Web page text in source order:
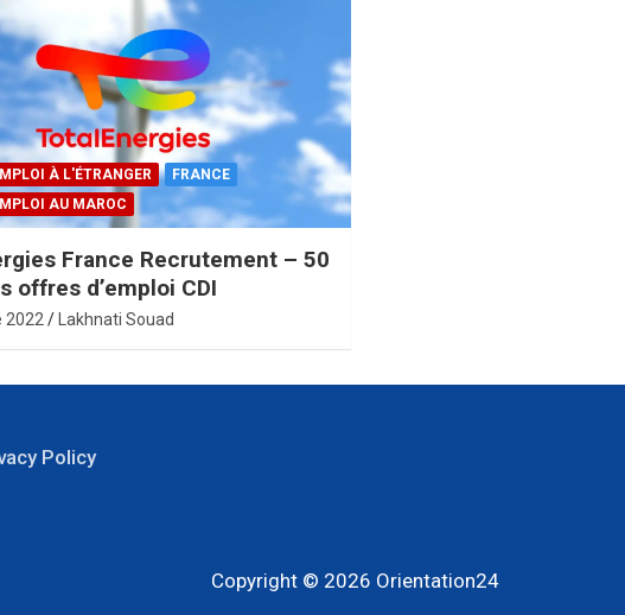
À L'ÉTRANGER
FRANCE
AU MAROC
France Recrutement – 50
offres d’emploi CDI
2022 Lakhnati Souad
Policy
Copyright © 2026 Orientation24